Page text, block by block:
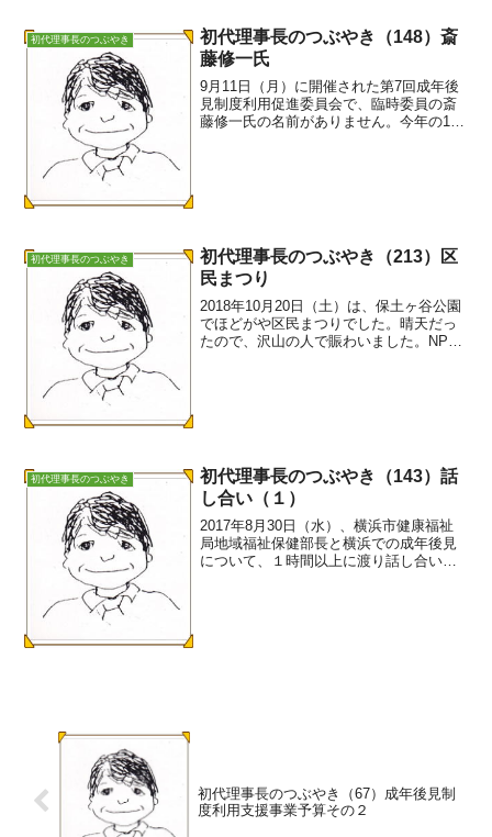
初代理事長のつぶやき
初代理事長のつぶやき（148）斎
藤修一氏
9月11日（月）に開催された第7回成年後
見制度利用促進委員会で、臨時委員の斎
藤修一氏の名前がありません。今年の1月
初代理事長のつぶやき
初代理事長のつぶやき（213）区
民まつり
2018年10月20日（土）は、保土ヶ谷公園
でほどがや区民まつりでした。晴天だっ
たので、沢山の人で賑わいました。NPO
初代理事長のつぶやき
初代理事長のつぶやき（143）話
し合い（１）
2017年8月30日（水）、横浜市健康福祉
局地域福祉保健部長と横浜での成年後見
について、１時間以上に渡り話し合いを
初代理事長のつぶやき（67）成年後見制
度利用支援事業予算その２